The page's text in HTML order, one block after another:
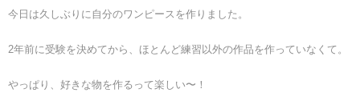
今日は久しぶりに自分のワンピースを作りました。
2年前に受験を決めてから、ほとんど練習以外の作品を作っていなくて。
やっぱり、好きな物を作るって楽しい〜！